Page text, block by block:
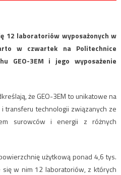
12 laboratoriów wyposażonych w
w czwartek na Politechnice
GEO-3EM i jego wyposażenie
że GEO-3EM to unikatowe na
transferu technologii związanych ze
surowców i energii z różnych
użytkową ponad 4,6 tys.
w nim 12 laboratoriów, z których